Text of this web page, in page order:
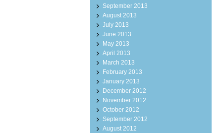
September 2013
August 2013
July 2013
June 2013
May 2013
April 2013
March 2013
February 2013
January 2013
December 2012
November 2012
October 2012
September 2012
August 2012